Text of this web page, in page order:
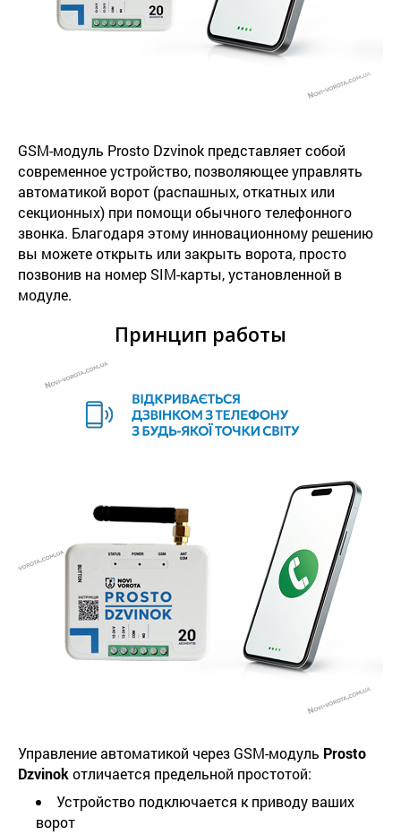
GSM-модуль Prosto Dzvinok представляет собой
современное устройство, позволяющее управлять
автоматикой ворот (распашных, откатных или
секционных) при помощи обычного телефонного
звонка. Благодаря этому инновационному решению
вы можете открыть или закрыть ворота, просто
позвонив на номер SIM-карты, установленной в
модуле.
Принцип работы
Управление автоматикой через GSM-модуль Prosto
Dzvinok отличается предельной простотой:
Устройство подключается к приводу ваших
ворот